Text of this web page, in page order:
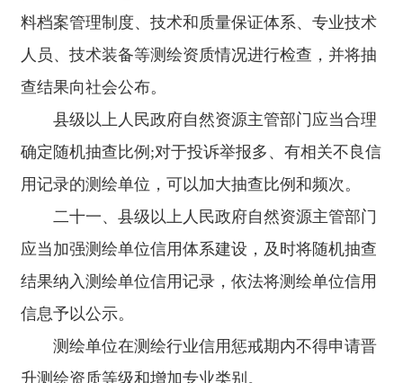
料档案管理制度、技术和质量保证体系、专业技术
人员、技术装备等测绘资质情况进行检查，并将抽
查结果向社会公布。
县级以上人民政府自然资源主管部门应当合理
确定随机抽查比例;对于投诉举报多、有相关不良信
用记录的测绘单位，可以加大抽查比例和频次。
二十一、县级以上人民政府自然资源主管部门
应当加强测绘单位信用体系建设，及时将随机抽查
结果纳入测绘单位信用记录，依法将测绘单位信用
信息予以公示。
测绘单位在测绘行业信用惩戒期内不得申请晋
升测绘资质等级和增加专业类别。